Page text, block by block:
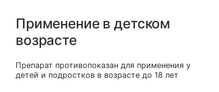
Применение в детском
возрасте
Препарат противопоказан для применения у
детей и подростков в возрасте до 18 лет